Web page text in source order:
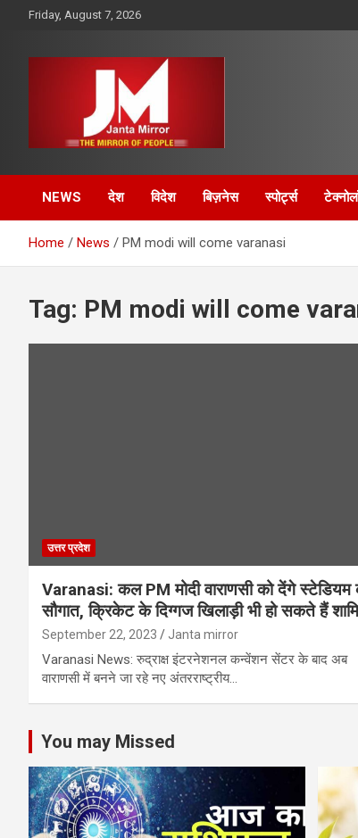
Friday, August 7, 2026
Janta Mirror
NEWS देश विदेश बिज़नेस स्पोर्ट्स
Home News PM modi will come varanasi
Tag: PM modi will come
उत्तर प्रदेश
Varanasi: कल PM मोदी वाराणसी को देंगे स्टेडियम
सौगात, क्रिकेट के दिग्गज खिलाड़ी भी हो सकते हैं
September 22, 2023 Janta mirror
Varanasi News: रुद्राक्ष इंटरनेशनल कन्वेंशन सेंटर के बाद अब
वाराणसी में बनने जा रहे नए अंतरराष्ट्रीय…
You may Missed